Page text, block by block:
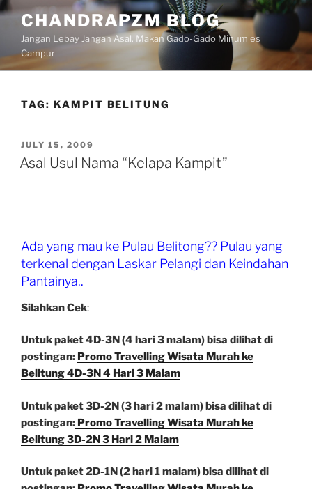
Skip
content
CHANDRAPZM BLOG
Jangan Lebay Jangan Asal. Makan Gado-Gado Minum es
Campur
TAG: KAMPIT BELITUNG
POSTED
ON
JULY 15, 2009
Asal Usul Nama “Kelapa Kampit”
Ada yang mau ke Pulau Belitong?? Pulau yang
terkenal dengan Laskar Pelangi dan Keindahan
Pantainya..
Silahkan Cek:
Untuk paket 4D-3N (4 hari 3 malam) bisa dilihat di
postingan: Promo Travelling Wisata Murah ke
Belitung 4D-3N 4 Hari 3 Malam
Untuk paket 3D-2N (3 hari 2 malam) bisa dilihat di
postingan: Promo Travelling Wisata Murah ke
Belitung 3D-2N 3 Hari 2 Malam
Untuk paket 2D-1N (2 hari 1 malam) bisa dilihat di